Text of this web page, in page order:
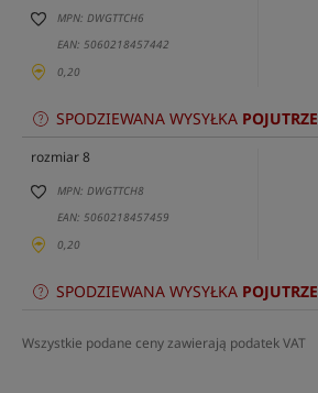
MPN: DWGTTCH6
EAN: 5060218457442
0,20
SPODZIEWANA WYSYŁKA POJUTRZE
rozmiar 8
MPN: DWGTTCH8
EAN: 5060218457459
0,20
SPODZIEWANA WYSYŁKA POJUTRZE
Wszystkie podane ceny zawierają podatek VAT